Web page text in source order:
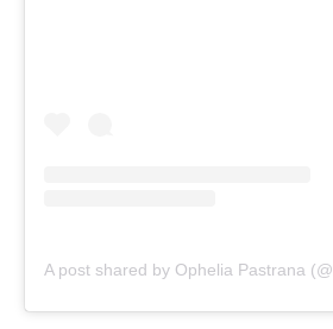
A post shared by Ophelia Pastrana